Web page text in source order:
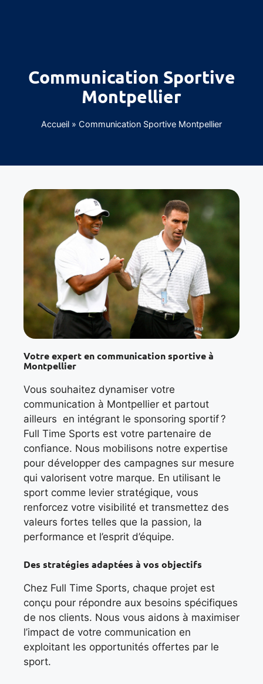
Communication Sportive
Montpellier
Accueil » Communication Sportive Montpellier
Votre expert en communication sportive à
Montpellier
Vous souhaitez dynamiser votre
communication à Montpellier et partout
ailleurs en intégrant le sponsoring sportif ?
Full Time Sports est votre partenaire de
confiance. Nous mobilisons notre expertise
pour développer des campagnes sur mesure
qui valorisent votre marque. En utilisant le
sport comme levier stratégique, vous
renforcez votre visibilité et transmettez des
valeurs fortes telles que la passion, la
performance et l’esprit d’équipe.
Des stratégies adaptées à vos objectifs
Chez Full Time Sports, chaque projet est
conçu pour répondre aux besoins spécifiques
de nos clients. Nous vous aidons à maximiser
l’impact de votre communication en
exploitant les opportunités offertes par le
sport.